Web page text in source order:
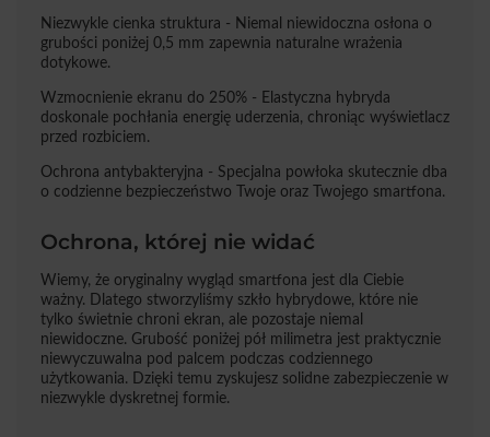
Niezwykle cienka struktura - Niemal niewidoczna osłona o
grubości poniżej 0,5 mm zapewnia naturalne wrażenia
dotykowe.
Wzmocnienie ekranu do 250% - Elastyczna hybryda
doskonale pochłania energię uderzenia, chroniąc wyświetlacz
przed rozbiciem.
Ochrona antybakteryjna - Specjalna powłoka skutecznie dba
o codzienne bezpieczeństwo Twoje oraz Twojego smartfona.
Ochrona, której nie widać
Wiemy, że oryginalny wygląd smartfona jest dla Ciebie
ważny. Dlatego stworzyliśmy szkło hybrydowe, które nie
tylko świetnie chroni ekran, ale pozostaje niemal
niewidoczne. Grubość poniżej pół milimetra jest praktycznie
niewyczuwalna pod palcem podczas codziennego
użytkowania. Dzięki temu zyskujesz solidne zabezpieczenie w
niezwykle dyskretnej formie.